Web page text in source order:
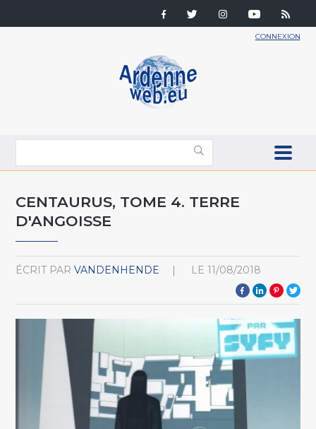
CONNEXION
CENTAURUS, TOME 4. TERRE
D'ANGOISSE
ÉCRIT PAR VANDENHENDE LE 11/08/2018